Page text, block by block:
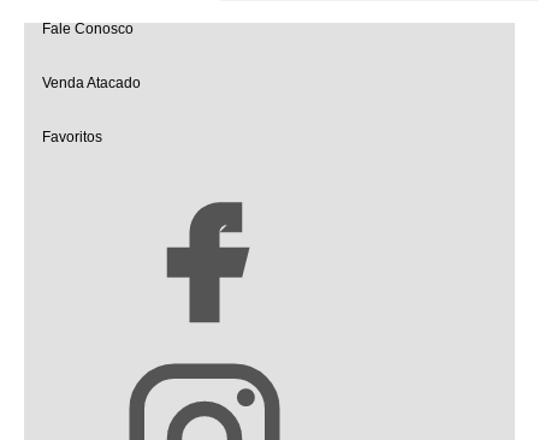
Fale Conosco
Venda Atacado
Favoritos